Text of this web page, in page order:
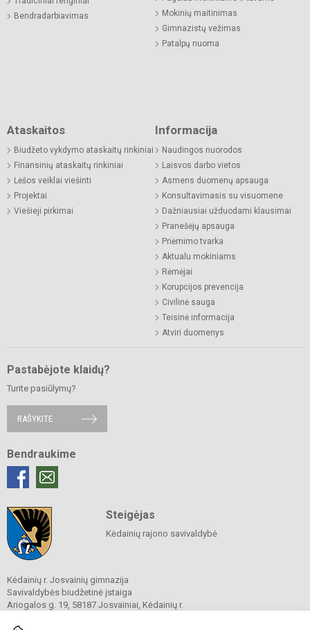
Bendradarbiavimas
Mokinių maitinimas
Gimnazistų vežimas
Patalpų nuoma
Ataskaitos
Biudžeto vykdymo ataskaitų rinkiniai
Finansinių ataskaitų rinkiniai
Lėšos veiklai viešinti
Projektai
Viešieji pirkimai
Informacija
Naudingos nuorodos
Laisvos darbo vietos
Asmens duomenų apsauga
Konsultavimasis su visuomene
Dažniausiai užduodami klausimai
Pranešėjų apsauga
Priėmimo tvarka
Aktualu mokiniams
Rėmėjai
Korupcijos prevencija
Civilinė sauga
Teisinė informacija
Atviri duomenys
Pastabėjote klaidų?
Turite pasiūlymų?
RAŠYKITE
Bendraukime
Steigėjas
Kėdainių rajono savivaldybė
Kėdainių r. Josvainių gimnazija
Savivaldybės biudžetinė įstaiga
Ariogalos g. 19, 58187 Josvainiai, Kėdainių r.